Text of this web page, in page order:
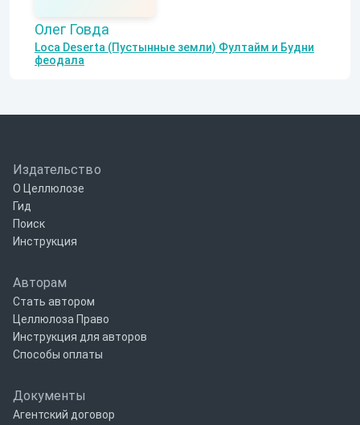
Олег Говда
Lоса Deserta (Пустынные земли) Фултайм и Будни
феодала
Издательство
О Целлюлозе
Гид
Поиск
Инструкция
Авторам
Стать автором
Целлюлоза Право
Инструкция для авторов
Способы оплаты
Документы
Агентский договор